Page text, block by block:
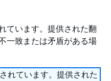
ています。提供された翻
一致または矛盾がある場
れています。提供された